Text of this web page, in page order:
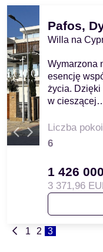
Pafos,
Willa na
Wymarzona
esencję
życia. Dzięki
w
Liczba pokoi
6
1 426
3 371,96
1 2 3